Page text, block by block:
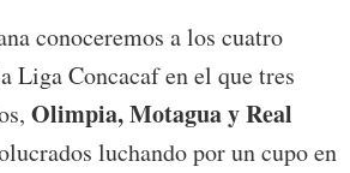
conoceremos a los cuatro
Liga Concacaf en el que tres
Olimpia, Motagua y Real
luchando por un cupo en